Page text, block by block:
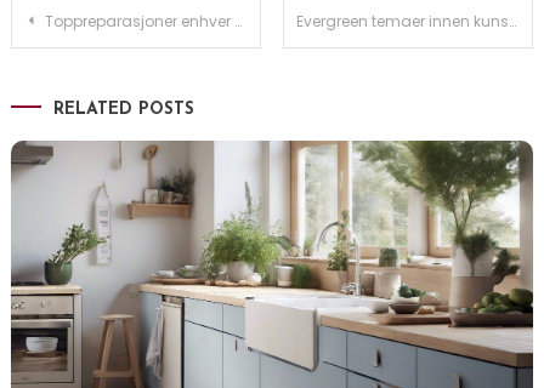
Innleggsnavigasjon
Toppreparasjoner enhver bil- og båteier bør kunne Evergreen temaer innen kunst og kultur
RELATED POSTS